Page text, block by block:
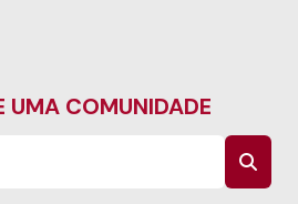
UMA COMUNIDADE